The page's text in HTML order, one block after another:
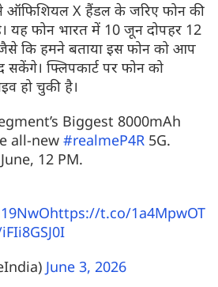
X हैंडल के जरिए फोन की
यह फोन भारत में 10 जून दोपहर 12
जैसे कि हमने बताया इस फोन को आप
फ्लिपकार्ट पर फोन को
हो चुकी है।
Biggest 8000mAh
all-new #realmeP4R 5G.
12 PM.
https://t.co/1a4MpwOT
June 3, 2026